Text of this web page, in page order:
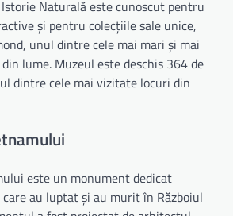
Naturală este cunoscut pentru
și pentru colecțiile sale unice,
unul dintre cele mai mari și mai
lume. Muzeul este deschis 364 de
dintre cele mai vizitate locuri din
este un monument dedicat
au luptat și au murit în Războiul